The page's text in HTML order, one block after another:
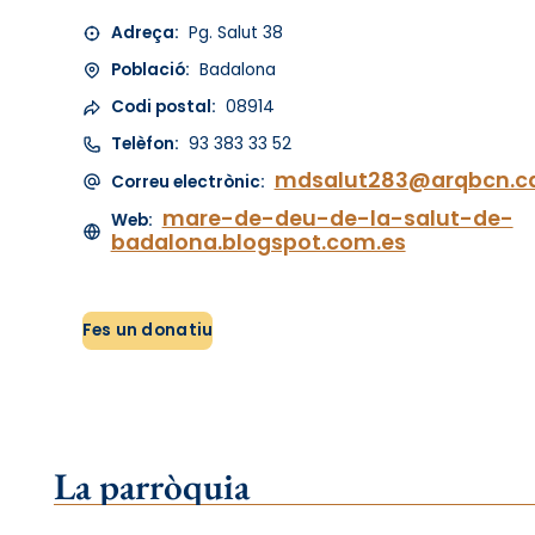
Adreça: Pg. Salut 38
Població: Badalona
Codi postal: 08914
Telèfon: 93 383 33 52
Correu electrònic:
Web: mare-de-deu-de-la-salut-de-
badalona.blogspot.com.es
Fes un donatiu
La parròquia